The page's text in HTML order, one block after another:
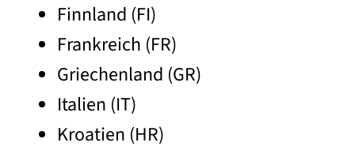
Finnland (FI)
Frankreich (FR)
Griechenland (GR)
Italien (IT)
Kroatien (HR)